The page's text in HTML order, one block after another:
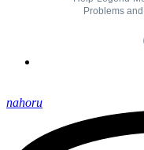
nahoru